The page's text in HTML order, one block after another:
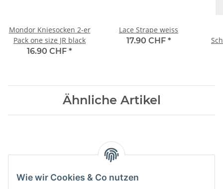
Mondor Kniesocken 2-er
Pack one size JR black
16.90 CHF *
Lace Strape weiss
17.90 CHF *
Ähnliche Artikel
Wie wir Cookies & Co nutzen